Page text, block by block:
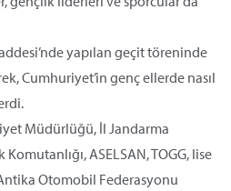
yapılan geçit töreninde
Cumhuriyet’in genç ellerde nasıl
Müdürlüğü, İl Jandarma
ASELSAN, TOGG, lise
Otomobil Federasyonu